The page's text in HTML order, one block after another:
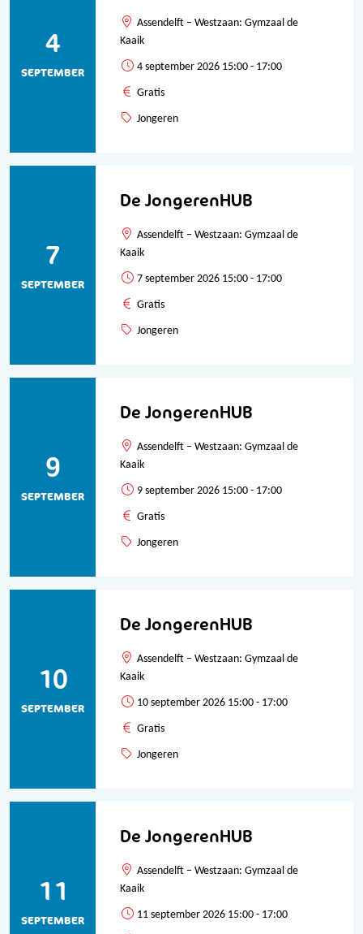
4
SEPTEMBER
Assendelft – Westzaan: Gymzaal de
Kaaik
4 september 2026 15:00 - 17:00
Gratis
Jongeren
De JongerenHUB
7
SEPTEMBER
Assendelft – Westzaan: Gymzaal de
Kaaik
7 september 2026 15:00 - 17:00
Gratis
Jongeren
De JongerenHUB
9
SEPTEMBER
Assendelft – Westzaan: Gymzaal de
Kaaik
9 september 2026 15:00 - 17:00
Gratis
Jongeren
De JongerenHUB
10
SEPTEMBER
Assendelft – Westzaan: Gymzaal de
Kaaik
10 september 2026 15:00 - 17:00
Gratis
Jongeren
De JongerenHUB
11
SEPTEMBER
Assendelft – Westzaan: Gymzaal de
Kaaik
11 september 2026 15:00 - 17:00